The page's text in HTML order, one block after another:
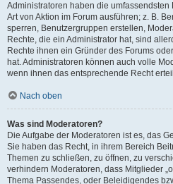
Administratoren haben die
Art von Aktion im Forum ausführen; z. B.
sperren, Benutzergruppen erstellen,
Rechte, die ein Administrator hat, sind
Rechte ihnen ein Gründer des Forums
hat. Administratoren können auch volle
wenn ihnen das entsprechende Recht
Nach oben
Was sind Moderatoren?
Die Aufgabe der Moderatoren ist es, das
Sie haben das Recht, in ihrem Bereich
Themen zu schließen, zu öffnen, zu
verhindern Moderatoren, dass Mitglieder
Thema Passendes, oder Beleidigendes